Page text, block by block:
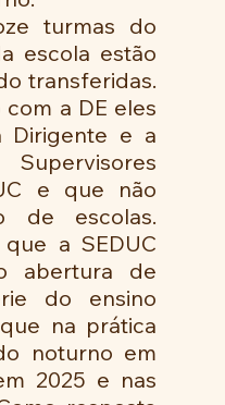
turmas do
escola estão
transferidas.
a DE eles
Dirigente e a
e que não
de escolas.
a SEDUC
abertura de
do ensino
na prática
noturno em
2025 e nas